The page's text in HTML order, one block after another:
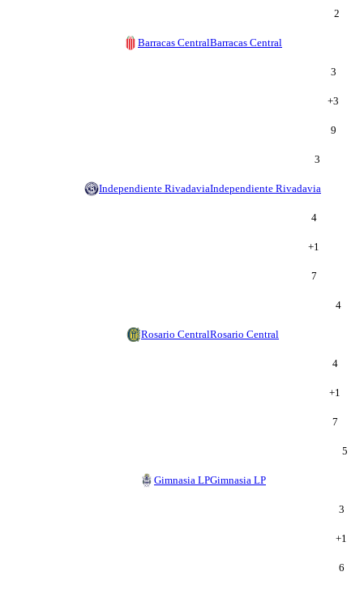
2
Barracas CentralBarracas Central
3
+3
9
3
Independiente RivadaviaIndependiente Rivadavia
4
+1
7
4
Rosario CentralRosario Central
4
+1
7
5
Gimnasia LPGimnasia LP
3
+1
6